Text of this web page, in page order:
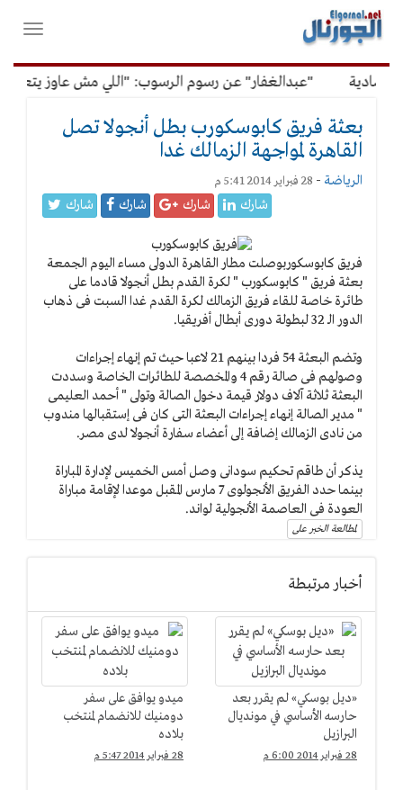
القائمة
الرئيسية
فتح
"عبدالغفار" عن رسوم الرسوب: "اللي مش عاوز يتعلم
بعثة فريق كابوسكورب بطل أنجولا تصل
القاهرة لمواجهة الزمالك غدا
الرياضة - 28 فبراير 2014 5:41 م
شارك شارك شارك شارك
فريق كابوسكوربوصلت مطار القاهرة الدولى مساء اليوم الجمعة
بعثة فريق " كابوسكورب " لكرة القدم بطل أنجولا قادما على
طائرة خاصة للقاء فريق الزمالك لكرة القدم غدا السبت فى ذهاب
الدور الـ 32 لبطولة دورى أبطال أفريقيا.
وتضم البعثة 54 فردا بينهم 21 لاعبا حيث تم إنهاء إجراءات
وصولهم فى صالة رقم 4 والمخصصة للطائرات الخاصة وسددت
البعثة ثلاثة آلاف دولار قيمة دخول الصالة وتولى " أحمد العليمى
" مدير الصالة إنهاء إجراءات البعثة التى كان فى إستقبالها مندوب
من نادى الزمالك إضافة إلى أعضاء سفارة أنجولا لدى مصر.
يذكر أن طاقم تحكيم سودانى وصل أمس الخميس لإدارة المباراة
بينما حدد الفريق الأنجولوى 7 مارس المقبل موعدا لإقامة مباراة
العودة فى العاصمة الأنجولية لواند.
لمطالعة الخبر على
أخبار مرتبطة
«ديل بوسكي» لم يقرر بعد
حارسه الأساسي في مونديال
البرازيل
28 فبراير 2014 6:00 م
ميدو يوافق على سفر
دومنيك للانضمام لمنتخب
بلاده
28 فبراير 2014 5:47 م